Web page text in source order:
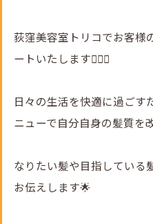
荻窪美容室トリコでお客様
ートいたします💇‍♀️✨
日々の生活を快適に過ごす
ニューで自分自身の髪質を
なりたい髪や目指している
お伝えします🌟